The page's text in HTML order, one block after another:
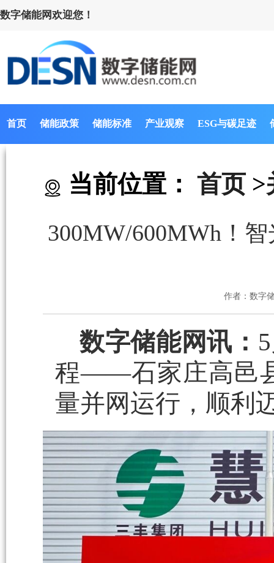
数字储能网欢迎您！
首页 储能政策 储能标准 产业观察 ESG与碳足迹
当前位置： 首页 >
300MW/600MWh！
作者：数字
数字储能网讯：
程——石家庄高邑
量并网运行，顺利